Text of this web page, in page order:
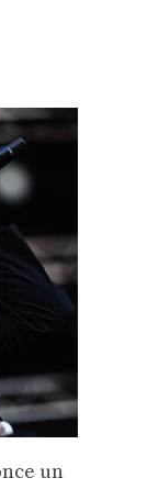
un